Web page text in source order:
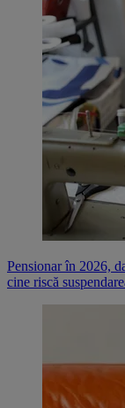
Pensionar în 2026,
cine riscă